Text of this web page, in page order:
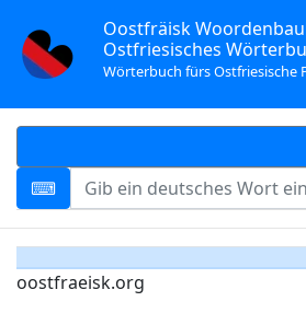
Oostfräisk
Ostfriesisches
Wörterbuch fürs Ostfriesische
oostfraeisk.org